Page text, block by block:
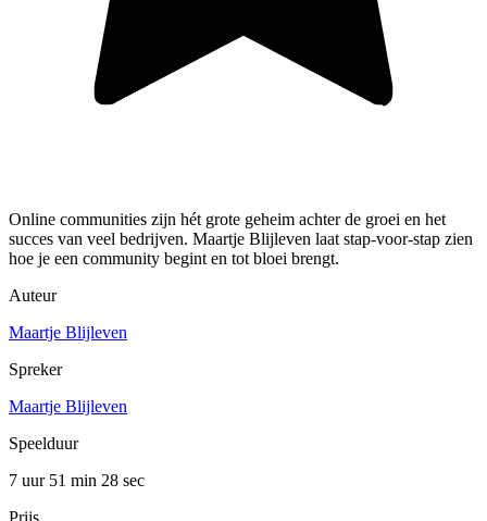
Online communities zijn hét grote geheim achter de groei en het
succes van veel bedrijven. Maartje Blijleven laat stap-voor-stap zien
hoe je een community begint en tot bloei brengt.
Auteur
Maartje Blijleven
Spreker
Maartje Blijleven
Speelduur
7 uur 51 min 28 sec
Prijs